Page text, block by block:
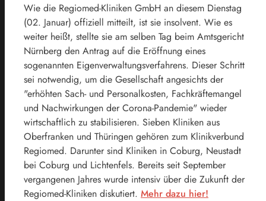
Wie die Regiomed-Kliniken GmbH an diesem Dienstag
(02. Januar) offiziell mitteilt, ist sie insolvent. Wie es
weiter heißt, stellte sie am selben Tag beim Amtsgericht
Nürnberg den Antrag auf die Eröffnung eines
sogenannten Eigenverwaltungsverfahrens. Dieser Schritt
sei notwendig, um die Gesellschaft angesichts der
"erhöhten Sach- und Personalkosten, Fachkräftemangel
und Nachwirkungen der Corona-Pandemie" wieder
wirtschaftlich zu stabilisieren. Sieben Kliniken aus
Oberfranken und Thüringen gehören zum Klinikverbund
Regiomed. Darunter sind Kliniken in Coburg, Neustadt
bei Coburg und Lichtenfels. Bereits seit September
vergangenen Jahres wurde intensiv über die Zukunft der
Regiomed-Kliniken diskutiert. Mehr dazu hier!